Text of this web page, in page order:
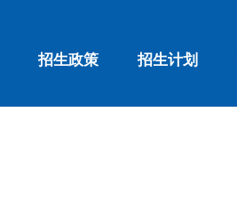
招生政策 招生计划